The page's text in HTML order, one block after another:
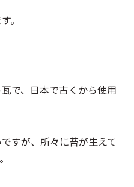
。
で、日本で古くから使用
すが、所々に苔が生えて